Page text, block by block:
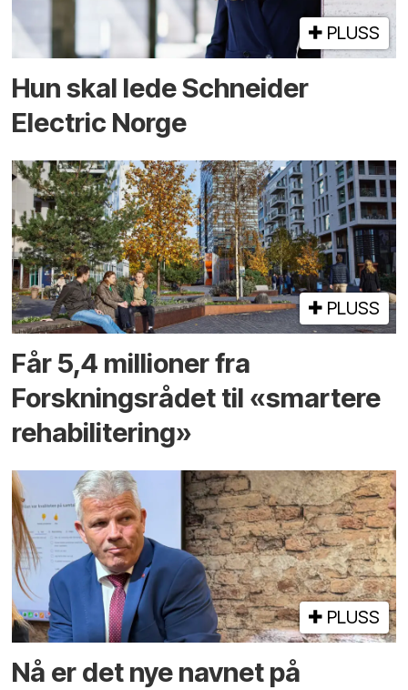
PLUSS
Hun skal lede Schneider
Electric Norge
PLUSS
Får 5,4 millioner fra
Forskningsrådet til «smartere
rehabilitering»
PLUSS
Nå er det nye navnet på